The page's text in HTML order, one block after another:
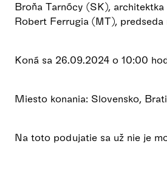
Broňa Tarnócy (SK), architektka
Robert Ferrugia (MT),
Koná sa 26.09.2024 o 10:00
Miesto konania: Slovensko,
Na toto podujatie sa už nie je